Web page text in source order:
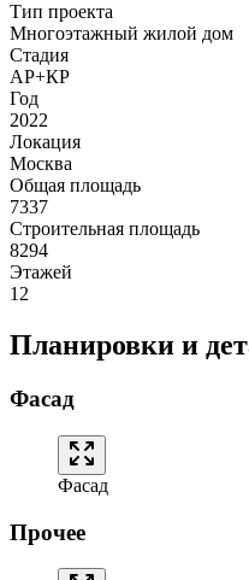
Тип проекта
Многоэтажный жилой дом
Стадия
АР+КР
Год
2022
Локация
Москва
Общая площадь
7337
Строительная площадь
8294
Этажей
12
Планировки и
Фасад
Фасад
Прочее